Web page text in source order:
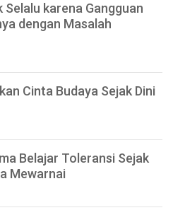
karena Gangguan
dengan Masalah
Cinta Budaya Sejak Dini
Belajar Toleransi Sejak
Mewarnai